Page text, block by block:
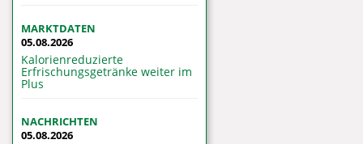
MARKTDATEN
05.08.2026
Kalorienreduzierte
Erfrischungsgetränke weiter im
Plus
NACHRICHTEN
05.08.2026